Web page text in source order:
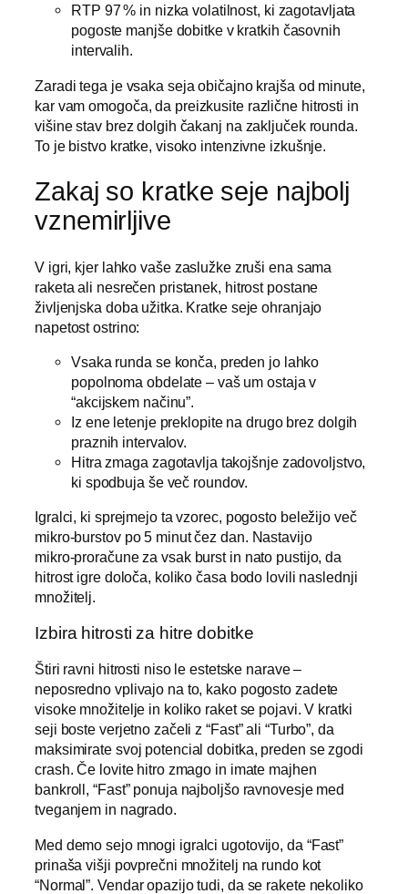
RTP 97 % in nizka volatilnost, ki zagotavljata
pogoste manjše dobitke v kratkih časovnih
intervalih.
Zaradi tega je vsaka seja običajno krajša od minute,
kar vam omogoča, da preizkusite različne hitrosti in
višine stav brez dolgih čakanj na zaključek rounda.
To je bistvo kratke, visoko intenzivne izkušnje.
Zakaj so kratke seje najbolj
vznemirljive
V igri, kjer lahko vaše zaslužke zruši ena sama
raketa ali nesrečen pristanek, hitrost postane
življenjska doba užitka. Kratke seje ohranjajo
napetost ostrino:
Vsaka runda se konča, preden jo lahko
popolnoma obdelate – vaš um ostaja v
“akcijskem načinu”.
Iz ene letenje preklopite na drugo brez dolgih
praznih intervalov.
Hitra zmaga zagotavlja takojšnje zadovoljstvo,
ki spodbuja še več roundov.
Igralci, ki sprejmejo ta vzorec, pogosto beležijo več
mikro‑burstov po 5 minut čez dan. Nastavijo
mikro‑proračune za vsak burst in nato pustijo, da
hitrost igre določa, koliko časa bodo lovili naslednji
množitelj.
Izbira hitrosti za hitre dobitke
Štiri ravni hitrosti niso le estetske narave –
neposredno vplivajo na to, kako pogosto zadete
visoke množitelje in koliko raket se pojavi. V kratki
seji boste verjetno začeli z “Fast” ali “Turbo”, da
maksimirate svoj potencial dobitka, preden se zgodi
crash. Če lovite hitro zmago in imate majhen
bankroll, “Fast” ponuja najboljšo ravnovesje med
tveganjem in nagrado.
Med demo sejo mnogi igralci ugotovijo, da “Fast”
prinaša višji povprečni množitelj na rundo kot
“Normal”. Vendar opazijo tudi, da se rakete nekoliko